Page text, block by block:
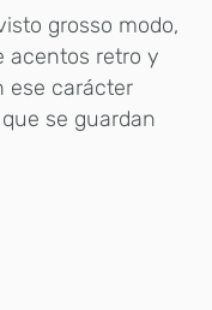
grosso modo,
acentos retro y
ese carácter
se guardan